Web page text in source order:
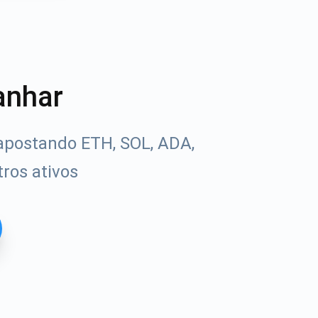
ETH, SOL, ADA,
ativos
de